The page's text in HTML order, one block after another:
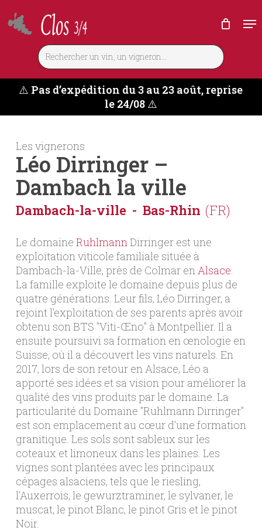
to
main
⚠️ Pas d’expédition du 3 au 23 août, reprise
le 24/08⚠️
Les vignerons
Léo Dirringer –
Dambach la ville
Dambach-la-ville Bas-Rhin (FR)
Le domaine RuhlmannDirringer est une
exploitation viticole familiale située à
Dambach-la-Ville, près de Colmar enAlsace.
La famille exploite le domaine depuis plus de
quatre générations. Leur fils, Léo Dirringer, a
rejoint l'exploitation de ses parents après avoir
obtenu son BTS "Viti-Œno" à Montpellier. Il a
ensuite poursuivi sa formation en œnologie en
Suisse, où il a découvert les vins naturels. En
2017, lors de son retour en Alsace, Léo a
apporté ses idées et sa vision pour améliorer la
qualité des vins produits par le domaine. La
particularité du Domaine "Ruhlmann Dirringer"
est son emplacement au cœur d'une formation
granitique. Les sols sont sableux sur les
coteaux et limoneux dans les plaines. Les
vignes sont plantées avec les principaux
cépages alsaciens, tels que le riesling,
l'Auxerrois, le gewurztraminer, le sylvaner, le
muscat, le pinot Blanc, le pinot Gris et le pinot
Noir.